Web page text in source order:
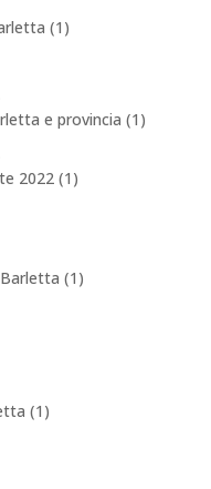
(1)
e provincia (1)
2022(1)
(1)
(1)